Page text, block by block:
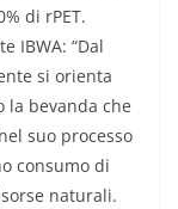
di rPET.
IBWA: “Dal
si orienta
la bevanda che
suo processo
consumo di
naturali.